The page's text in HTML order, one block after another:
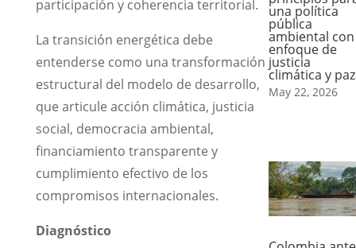
participación y coherencia territorial.
La transición energética debe
entenderse como una transformación
estructural del modelo de desarrollo,
que articule acción climática, justicia
social, democracia ambiental,
financiamiento transparente y
cumplimiento efectivo de los
compromisos internacionales.
Diagnóstico
una política
pública
ambiental con
enfoque de
justicia
climática y paz
May 22, 2026